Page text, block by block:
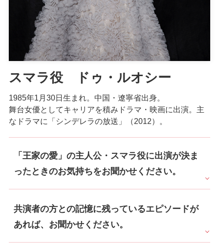
スマラ役 ドゥ・ルオシー
1985年1月30日生まれ。中国・遼寧省出身。
舞台女優としてキャリアを積みドラマ・映画に出演。主
なドラマに「シンデレラの放送」（2012）。
「王家の愛」の主人公・スマラ役に出演が決ま
ったときのお気持ちをお聞かせください。
共演者の方との記憶に残っているエピソードが
あれば、お聞かせください。